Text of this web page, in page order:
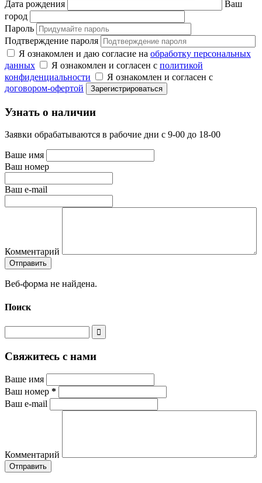
Дата рождения
Ваш
город
Пароль
Подтверждение пароля
Я ознакомлен и даю согласие на обработку персональных
данных
Я ознакомлен и согласен с политикой
конфиденциальности
Я ознакомлен и согласен с
договором-офертой
Узнать о наличии
Заявки обрабатываются в рабочие дни с 9-00 до 18-00
Ваше имя
Ваш номер
Ваш e-mail
Комментарий
Веб-форма не найдена.
Поиск
Свяжитесь с нами
Ваше имя
Ваш номер *
Ваш e-mail
Комментарий